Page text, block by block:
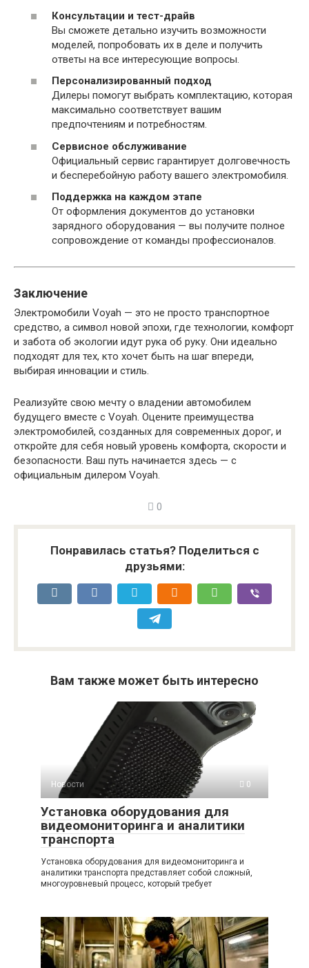
Консультации и тест-драйв
Вы сможете детально изучить возможности
моделей, попробовать их в деле и получить
ответы на все интересующие вопросы.
Персонализированный подход
Дилеры помогут выбрать комплектацию, которая
максимально соответствует вашим
предпочтениям и потребностям.
Сервисное обслуживание
Официальный сервис гарантирует долговечность
и бесперебойную работу вашего электромобиля.
Поддержка на каждом этапе
От оформления документов до установки
зарядного оборудования — вы получите полное
сопровождение от команды профессионалов.
Заключение
Электромобили Voyah — это не просто транспортное
средство, а символ новой эпохи, где технологии, комфорт
и забота об экологии идут рука об руку. Они идеально
подходят для тех, кто хочет быть на шаг впереди,
выбирая инновации и стиль.
Реализуйте свою мечту о владении автомобилем
будущего вместе с Voyah. Оцените преимущества
электромобилей, созданных для современных дорог, и
откройте для себя новый уровень комфорта, скорости и
безопасности. Ваш путь начинается здесь — с
официальным дилером Voyah.
0
Понравилась статья? Поделиться с
друзьями:
Вам также может быть интересно
Новости 0
Установка оборудования для
видеомониторинга и аналитики
транспорта
Установка оборудования для видеомониторинга и
аналитики транспорта представляет собой сложный,
многоуровневый процесс, который требует